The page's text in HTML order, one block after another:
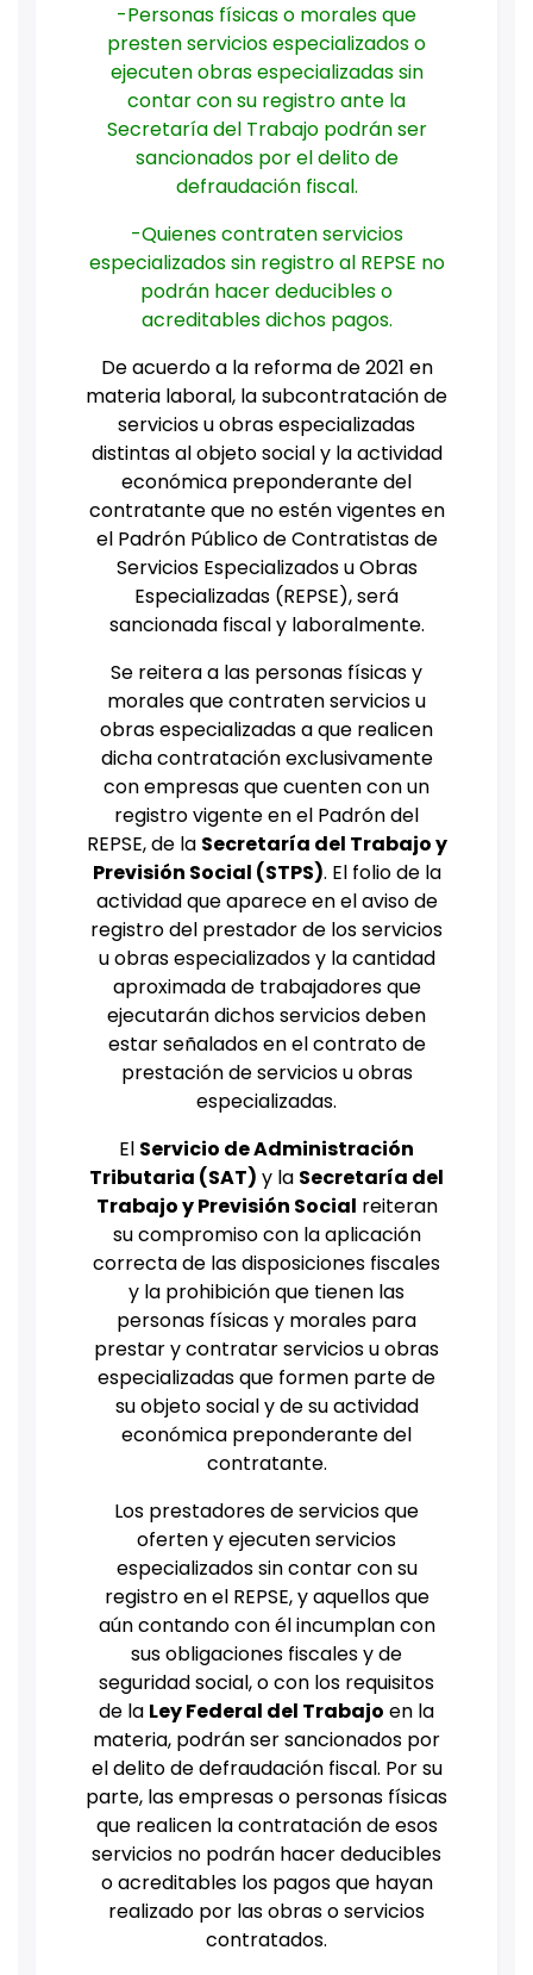
-Personas físicas o morales que
presten servicios especializados o
ejecuten obras especializadas sin
contar con su registro ante la
Secretaría del Trabajo podrán ser
sancionados por el delito de
defraudación fiscal.
-Quienes contraten servicios
especializados sin registro al REPSE no
podrán hacer deducibles o
acreditables dichos pagos.
De acuerdo a la reforma de 2021 en
materia laboral, la subcontratación de
servicios u obras especializadas
distintas al objeto social y la actividad
económica preponderante del
contratante que no estén vigentes en
el Padrón Público de Contratistas de
Servicios Especializados u Obras
Especializadas (REPSE), será
sancionada fiscal y laboralmente.
Se reitera a las personas físicas y
morales que contraten servicios u
obras especializadas a que realicen
dicha contratación exclusivamente
con empresas que cuenten con un
registro vigente en el Padrón del
REPSE, de la Secretaría del Trabajo y
Previsión Social (STPS). El folio de la
actividad que aparece en el aviso de
registro del prestador de los servicios
u obras especializados y la cantidad
aproximada de trabajadores que
ejecutarán dichos servicios deben
estar señalados en el contrato de
prestación de servicios u obras
especializadas.
El Servicio de Administración
Tributaria (SAT) y la Secretaría del
Trabajo y Previsión Social reiteran
su compromiso con la aplicación
correcta de las disposiciones fiscales
y la prohibición que tienen las
personas físicas y morales para
prestar y contratar servicios u obras
especializadas que formen parte de
su objeto social y de su actividad
económica preponderante del
contratante.
Los prestadores de servicios que
oferten y ejecuten servicios
especializados sin contar con su
registro en el REPSE, y aquellos que
aún contando con él incumplan con
sus obligaciones fiscales y de
seguridad social, o con los requisitos
de la Ley Federal del Trabajo en la
materia, podrán ser sancionados por
el delito de defraudación fiscal. Por su
parte, las empresas o personas físicas
que realicen la contratación de esos
servicios no podrán hacer deducibles
o acreditables los pagos que hayan
realizado por las obras o servicios
contratados.